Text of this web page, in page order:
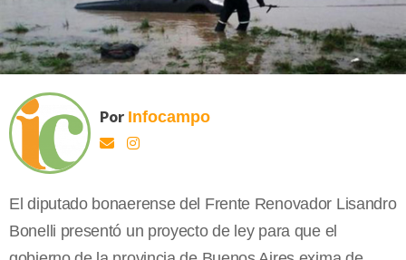
Por Infocampo
El diputado bonaerense del Frente Renovador Lisandro
Bonelli presentó un proyecto de ley para que el